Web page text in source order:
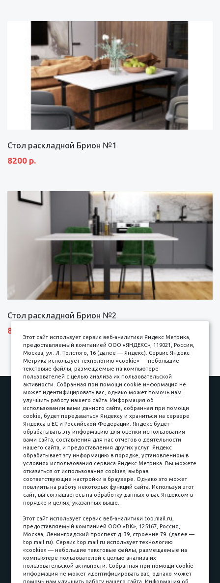
Стол раскладной Брион №1
8200 р.
Стол раскладной Брион №2
8690 р.
Наши работы
Оплата
Доставка и сборка
Гарантии
Карьера в компании
Контакты
Принимаем к оплате
Наличные
пл. Соляная, 6, стр. 16
8 (3822) 60-70-30
8 (3822) 50-39-09
8 (3822) 22-77-68
Этот сайт использует сервис веб-аналитики Яндекс Метрика,
предоставляемый компанией ООО «ЯНДЕКС», 119021, Россия,
Москва, ул. Л. Толстого, 16 (далее — Яндекс). Сервис Яндекс
Метрика использует технологию «cookie» — небольшие
текстовые файлы, размещаемые на компьютере
пользователей с целью анализа их пользовательской
активности. Собранная при помощи cookie информация не
может идентифицировать вас, однако может помочь нам
улучшить работу нашего сайта. Информация об
использовании вами данного сайта, собранная при помощи
cookie, будет передаваться Яндексу и храниться на сервере
Яндекса в ЕС и Российской Федерации. Яндекс будет
обрабатывать эту информацию для оценки использования
вами сайта, составления для нас отчетов о деятельности
нашего сайта, и предоставления других услуг. Яндекс
обрабатывает эту информацию в порядке, установленном в
условиях использования сервиса Яндекс Метрика. Вы можете
отказаться от использования cookies, выбрав
соответствующие настройки в браузере. Однако это может
повлиять на работу некоторых функций сайта. Используя этот
сайт, вы соглашаетесь на обработку данных о вас Яндексом в
порядке и целях, указанных выше.
Этот сайт использует сервис веб-аналитики top.mail.ru,
предоставляемый компанией ООО «ВК», 125167, Россия,
Москва, Ленинградский проспект д. 39, строение 79. (далее —
top.mail.ru). Сервис top.mail.ru использует технологию
«cookie» — небольшие текстовые файлы, размещаемые на
компьютере пользователей с целью анализа их
пользовательской активности. Собранная при помощи cookie
информация не может идентифицировать вас, однако может
помочь нам улучшить работу нашего сайта. Информация об